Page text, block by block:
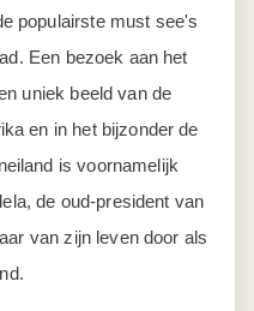
populairste must see's
Een bezoek aan het
uniek beeld van de
en in het bijzonder de
is voornamelijk
de oud-president van
van zijn leven door als